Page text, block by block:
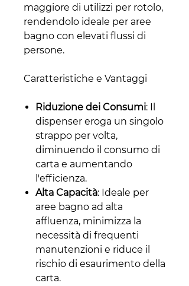
maggiore di utilizzi per rotolo,
rendendolo ideale per aree
bagno con elevati flussi di
persone.
Caratteristiche e Vantaggi
Riduzione dei Consumi: Il
dispenser eroga un singolo
strappo per volta,
diminuendo il consumo di
carta e aumentando
l'efficienza.
Alta Capacità: Ideale per
aree bagno ad alta
affluenza, minimizza la
necessità di frequenti
manutenzioni e riduce il
rischio di esaurimento della
carta.